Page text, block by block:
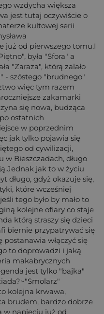
wzdycha większa
jest tutaj oczywiście o
kultowej serii
już od pierwszego tomu.I
była "Sfora" a
"Zaraza", którą zalało
- szóstego "brudnego"
więc tym razem
zakamarki
się nowa, budząca
ostatnich
w poprzednim
jak tylko pojawia się
od cywilizacji,
Bieszczadach, długo
jak to w życiu
długo, gdyż okazuje się,
które wcześniej
tego było by mało to
kolejne ofiary co staje
którą straszy się dzieci
biernie przypatrywać się
postanawia włączyć się
to doprowadzi i jaką
makabrycznych
jest tylko "bajka"
kolejna krwawa,
brudem, bardzo dobrze
w napieciu już od